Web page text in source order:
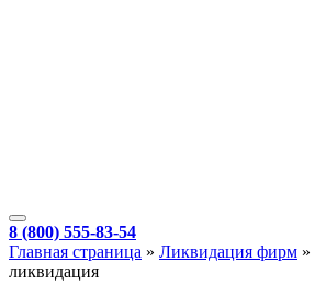
8 (800) 555-83-54
Главная страница » Ликвидация фирм »
ликвидация